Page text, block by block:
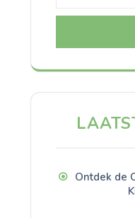
Ontdek de